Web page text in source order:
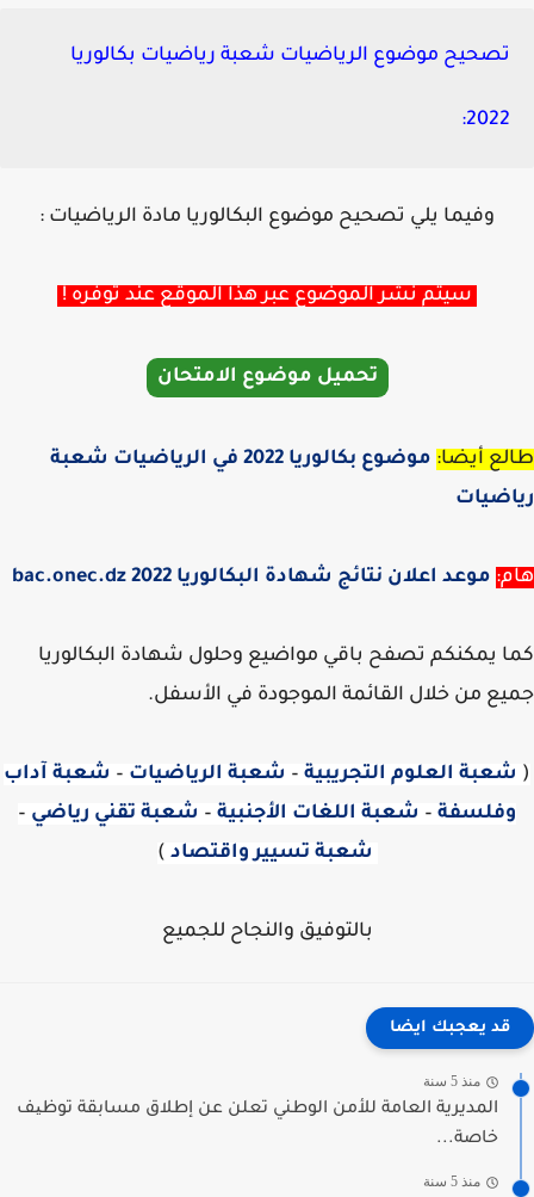
تصحيح موضوع الرياضيات شعبة رياضيات بكالوريا
2022:
وفيما يلي تصحيح موضوع البكالوريا مادة الرياضيات :
سيتم نشر الموضوع عبر هذا الموقع عند توفره !
تحميل موضوع الامتحان
أيضا:
موضوع بكالوريا 2022 في الرياضيات شعبة
موعد اعلان نتائج شهادة البكالوريا 2022 bac.onec.dz
يمكنكم تصفح باقي مواضيع وحلول شهادة البكالوريا
من خلال القائمة الموجودة في الأسفل.
العلوم التجريبية–شعبة الرياضيات–شعبة آداب
–شعبة اللغات الأجنبية–شعبة تقني رياضي–
شعبة تسيير واقتصاد)
بالتوفيق والنجاح للجميع
قد يعجبك ايضا
منذ 5 سنة
المديرية العامة للأمن الوطني تعلن عن إطلاق مسابقة توظیف
خاصة...
منذ 5 سنة